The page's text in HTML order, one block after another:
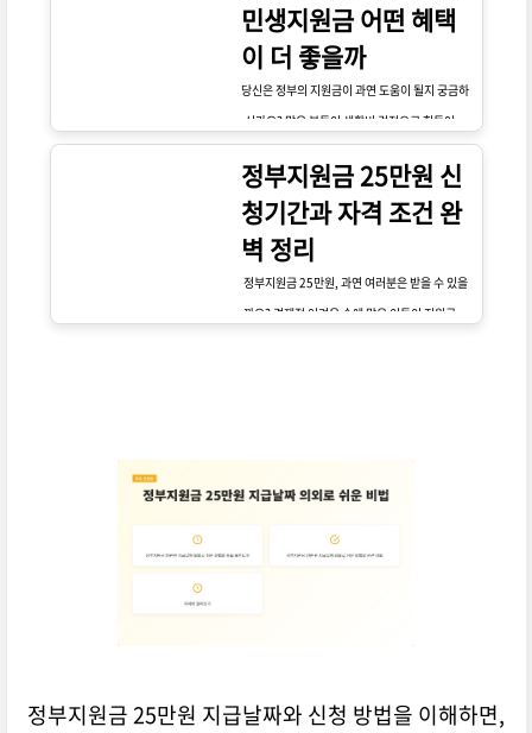
민생지원금 어떤 혜택
이 더 좋을까
당신은 정부의 지원금이 과연 도움이 될지 궁금하
신가요? 많은 분들이 생활비 걱정으로 힘들어하
유리한지 알아보세요! 지금 확인해보세요!
정부지원금 25만원 신
청기간과 자격 조건 완
벽 정리
정부지원금 25만원, 과연 여러분은 받을 수 있을
까요? 경제적 어려움 속에 많은 이들이 지원금에
정부지원금 25만원 지급날짜와 신청 방법을 이해하면,